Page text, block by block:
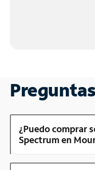
¿Puedo comprar
Spectrum en